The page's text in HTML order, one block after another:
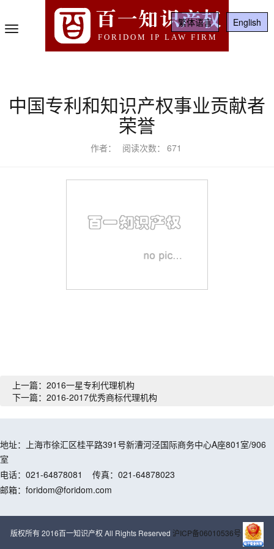
百一知识产权
FORIDOM IP LAW FIRM
English
繁体语言
Toggle
Navigation
中国专利和知识产权事业贡献者
荣誉
作者： 阅读次数： 671
上一篇：2016一星专利代理机构
下一篇：2016-2017优秀商标代理机构
地址：上海市徐汇区桂平路391号新漕河泾国际商务中心A座801室/906
室
电话：021-64878081
传真：021-64878023
邮箱：foridom@foridom.com
版权所有 2016百一知识产权 All Rights Reserved 沪ICP备06010536号